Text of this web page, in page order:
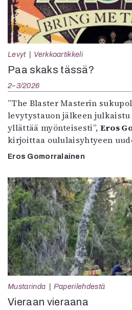
Levyt Verkkoartikkeli
Paa skaks tässä?
2–3/2026
”The Blaster Masterin
levytystauon jälkeen julkaistu
yllättää myönteisesti”, Eros
kirjoittaa oululaisyhtyeen
Eros Gomorralainen
Mustarinda Paperilehdestä
Vieraan vieraana